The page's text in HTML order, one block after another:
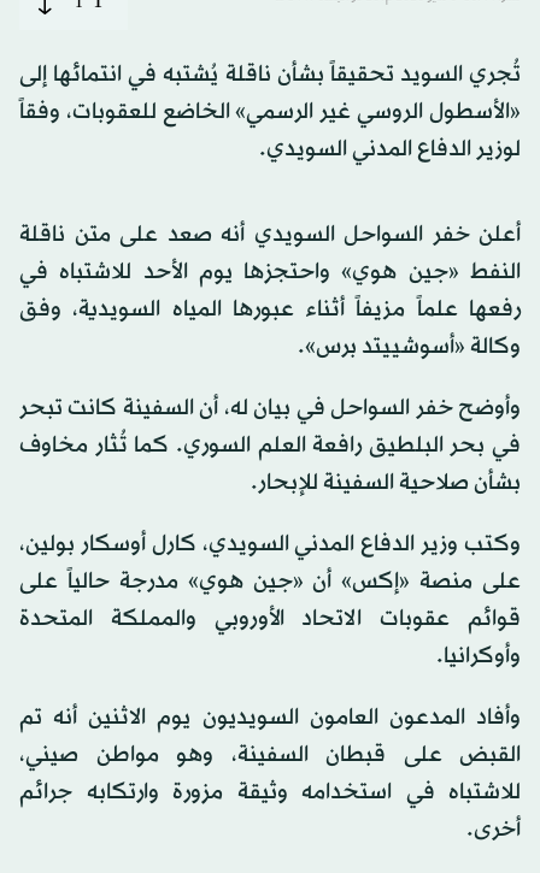
تُجري السويد تحقيقاً بشأن ناقلة يُشتبه في انتمائها إلى
«الأسطول الروسي غير الرسمي» الخاضع للعقوبات، وفقاً
لوزير الدفاع المدني السويدي.
أعلن خفر السواحل السويدي أنه صعد على متن ناقلة
النفط «جين هوي» واحتجزها يوم الأحد للاشتباه في
رفعها علماً مزيفاً أثناء عبورها المياه السويدية، وفق
وكالة «أسوشييتد برس».
وأوضح خفر السواحل في بيان له، أن السفينة كانت تبحر
في بحر البلطيق رافعة العلم السوري. كما تُثار مخاوف
بشأن صلاحية السفينة للإبحار.
وكتب وزير الدفاع المدني السويدي، كارل أوسكار بولين،
على منصة «إكس» أن «جين هوي» مدرجة حالياً على
قوائم عقوبات الاتحاد الأوروبي والمملكة المتحدة
وأوكرانيا.
وأفاد المدعون العامون السويديون يوم الاثنين أنه تم
القبض على قبطان السفينة، وهو مواطن صيني،
للاشتباه في استخدامه وثيقة مزورة وارتكابه جرائم
أخرى.